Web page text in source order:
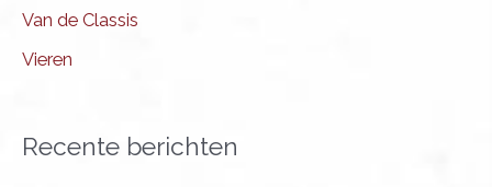
Van de Classis
Vieren
Recente berichten